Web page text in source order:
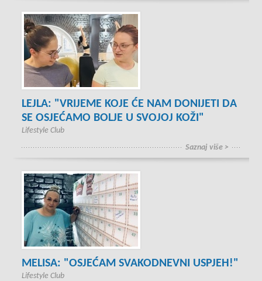
LEJLA: "VRIJEME KOJE ĆE NAM DONIJETI DA
SE OSJEĆAMO BOLJE U SVOJOJ KOŽI"
Lifestyle Club
Saznaj više >
MELISA: "OSJEĆAM SVAKODNEVNI USPJEH!"
Lifestyle Club